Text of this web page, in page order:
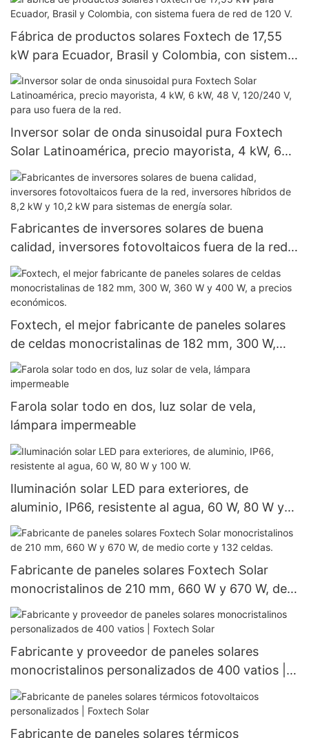
doble panel.
Fábrica de productos solares Foxtech de 17,55
kW para Ecuador, Brasil y Colombia, con sistema
fuera de red de 120 V.
Inversor solar de onda sinusoidal pura Foxtech
Solar Latinoamérica, precio mayorista, 4 kW, 6
kW, 48 V, 120/240 V, para uso fuera de la red.
Fabricantes de inversores solares de buena
calidad, inversores fotovoltaicos fuera de la red,
inversores híbridos de 8,2 kW y 10,2 kW para
sistemas de energía solar.
Foxtech, el mejor fabricante de paneles solares
de celdas monocristalinas de 182 mm, 300 W,
360 W y 400 W, a precios económicos.
Farola solar todo en dos, luz solar de vela,
lámpara impermeable
Iluminación solar LED para exteriores, de
aluminio, IP66, resistente al agua, 60 W, 80 W y
100 W.
Fabricante de paneles solares Foxtech Solar
monocristalinos de 210 mm, 660 W y 670 W, de
medio corte y 132 celdas.
Fabricante y proveedor de paneles solares
monocristalinos personalizados de 400 vatios |
Foxtech Solar
Fabricante de paneles solares térmicos